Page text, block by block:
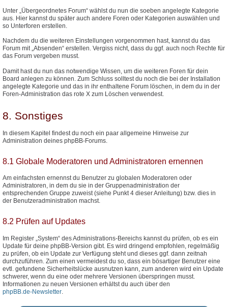
Unter „Übergeordnetes Forum“ wählst du nun die soeben angelegte Kategorie
aus. Hier kannst du später auch andere Foren oder Kategorien auswählen und
so Unterforen erstellen.
Nachdem du die weiteren Einstellungen vorgenommen hast, kannst du das
Forum mit „Absenden“ erstellen. Vergiss nicht, dass du ggf. auch noch Rechte für
das Forum vergeben musst.
Damit hast du nun das notwendige Wissen, um die weiteren Foren für dein
Board anlegen zu können. Zum Schluss solltest du noch die bei der Installation
angelegte Kategorie und das in ihr enthaltene Forum löschen, in dem du in der
Foren-Administration das rote X zum Löschen verwendest.
8. Sonstiges
In diesem Kapitel findest du noch ein paar allgemeine Hinweise zur
Administration deines phpBB-Forums.
8.1 Globale Moderatoren und Administratoren ernennen
Am einfachsten ernennst du Benutzer zu globalen Moderatoren oder
Administratoren, in dem du sie in der Gruppenadministration der
entsprechenden Gruppe zuweist (siehe Punkt 4 dieser Anleitung) bzw. dies in
der Benutzeradministration machst.
8.2 Prüfen auf Updates
Im Register „System“ des Administrations-Bereichs kannst du prüfen, ob es ein
Update für deine phpBB-Version gibt. Es wird dringend empfohlen, regelmäßig
zu prüfen, ob ein Update zur Verfügung steht und dieses ggf. dann zeitnah
durchzuführen. Zum einen vermeidest du so, dass ein bösartiger Benutzer eine
evtl. gefundene Sicherheitslücke ausnutzen kann, zum anderen wird ein Update
schwerer, wenn du eine oder mehrere Versionen überspringen musst.
Informationen zu neuen Versionen erhältst du auch über den
phpBB.de-Newsletter.